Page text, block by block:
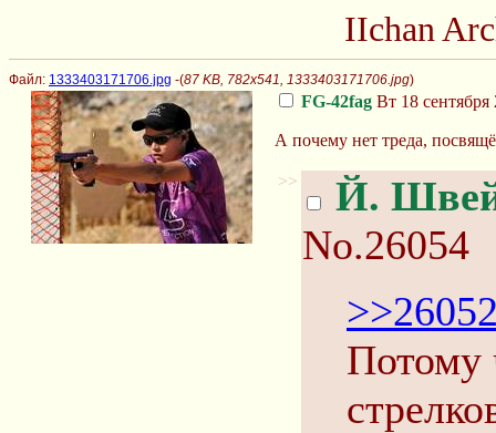
IIchan
Файл: 1333403171706.jpg -(87 KB, 782x541, 1333403171706.jpg)
FG-42fag Вт 18 сентября
А почему нет треда,
>>
Й.
No.26054
Потому